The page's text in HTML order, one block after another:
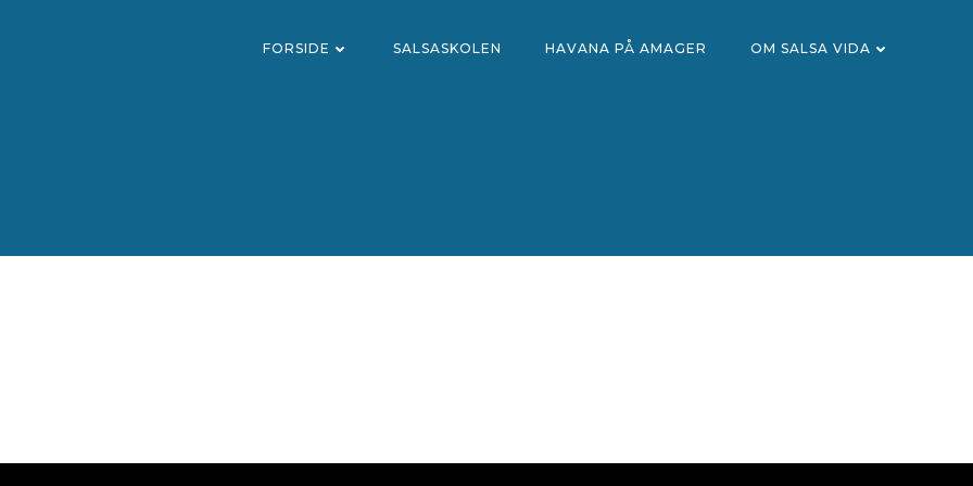
FORSIDE SALSASKOLEN HAVANA PÅ AMAGER OM SALSA VIDA